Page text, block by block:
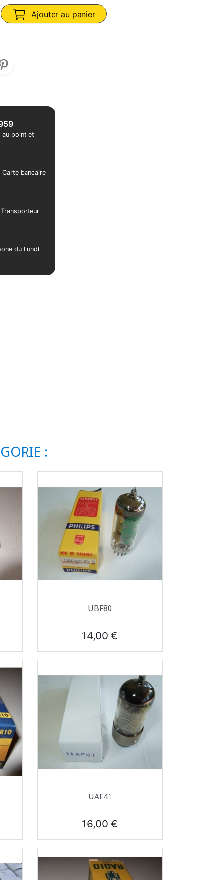
Ajouter au panier
au point et
Carte bancaire
du Lundi
:
Aperçu rapide
UBF80
Prix
14,00 €
Aperçu rapide
UAF41
Prix
16,00 €